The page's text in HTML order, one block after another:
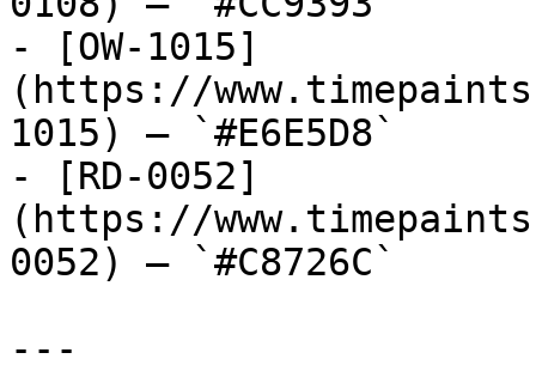
- [OW-1015]
(https://
1015) — `#E6E5D8`
- [RD-0052]
(https://
0052) — `#C8726C`
---